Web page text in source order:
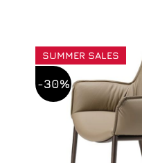
SUMMER SALES
-30%